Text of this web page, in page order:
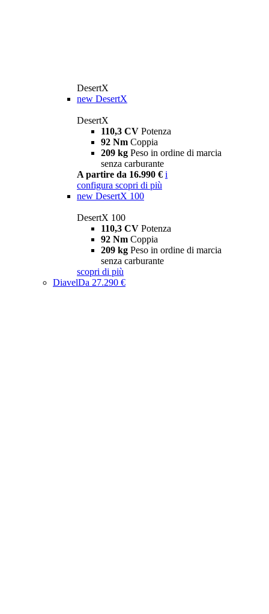
DesertX
new DesertX
DesertX
110,3 CV Potenza
92 Nm Coppia
209 kg Peso in ordine di marcia
senza carburante
A partire da 16.990 € i
configura scopri di più
new DesertX 100
DesertX 100
110,3 CV Potenza
92 Nm Coppia
209 kg Peso in ordine di marcia
senza carburante
scopri di più
DiavelDa 27.290 €